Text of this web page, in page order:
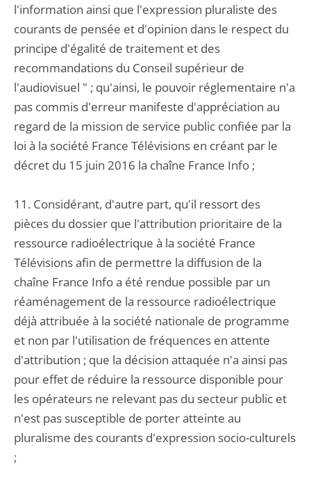
l'information ainsi que l'expression pluraliste des
courants de pensée et d'opinion dans le respect du
principe d'égalité de traitement et des
recommandations du Conseil supérieur de
l'audiovisuel " ; qu'ainsi, le pouvoir réglementaire n'a
pas commis d'erreur manifeste d'appréciation au
regard de la mission de service public confiée par la
loi à la société France Télévisions en créant par le
décret du 15 juin 2016 la chaîne France Info ;
11. Considérant, d'autre part, qu'il ressort des
pièces du dossier que l'attribution prioritaire de la
ressource radioélectrique à la société France
Télévisions afin de permettre la diffusion de la
chaîne France Info a été rendue possible par un
réaménagement de la ressource radioélectrique
déjà attribuée à la société nationale de programme
et non par l'utilisation de fréquences en attente
d'attribution ; que la décision attaquée n'a ainsi pas
pour effet de réduire la ressource disponible pour
les opérateurs ne relevant pas du secteur public et
n'est pas susceptible de porter atteinte au
pluralisme des courants d'expression socio-culturels
;